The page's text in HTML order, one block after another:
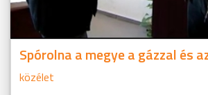
Spórolna a megye a gázzal és
közélet